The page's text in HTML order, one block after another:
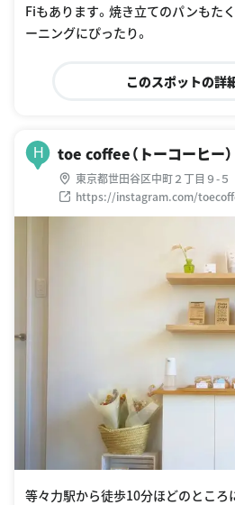
Fiもあります。焼き立てのパンもた
ーニングにぴったり。
このスポットの詳
H toe coffee（トーコーヒー）
東京都世田谷区中町２丁目９-５
https://instagram.com/
utm_medium=copy_link
等々力駅から徒歩10分ほどのところ